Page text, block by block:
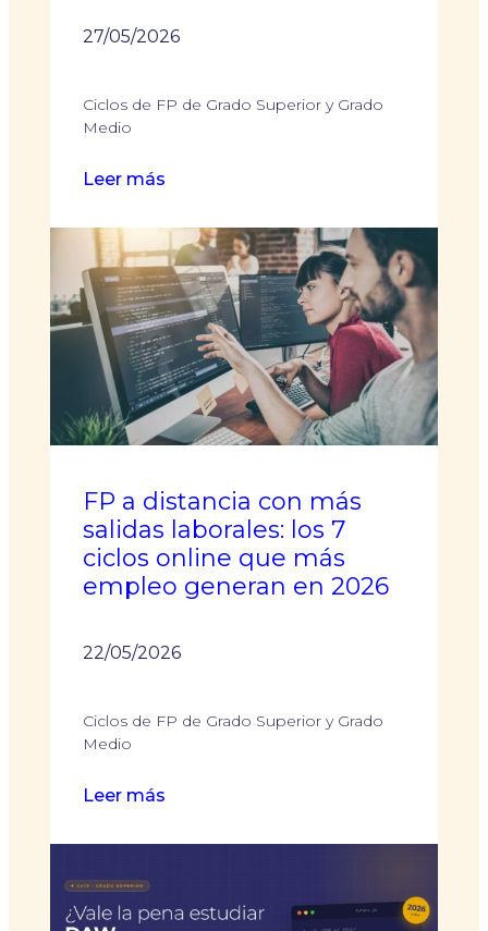
27/05/2026
Ciclos de FP de Grado Superior y Grado
Medio
Leer más
escolar
FP
Castilla
y
León:
todo
lo
que
necesitas
para
tu
futuro
formativo
FP a distancia con más
salidas laborales: los 7
ciclos online que más
empleo generan en 2026
22/05/2026
Ciclos de FP de Grado Superior y Grado
Medio
Leer más
a